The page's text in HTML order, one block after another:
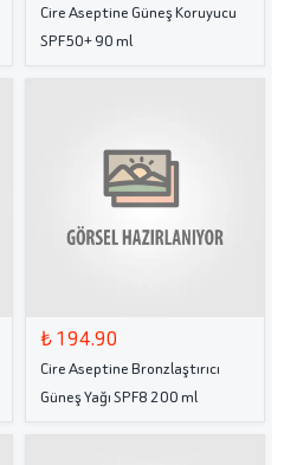
Cire Aseptine Güneş Koruyucu
SPF50+ 90 ml
₺ 194.90
Cire Aseptine Bronzlaştırıcı
Güneş Yağı SPF8 200 ml